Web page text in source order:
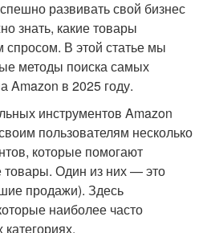
развивать свой бизнес
знать, какие товары
В этой статье мы
методы поиска самых
Amazon в 2025 году.
инструментов Amazon
пользователям несколько
которые помогают
товары. Один из них — это
продажи). Здесь
наиболее часто